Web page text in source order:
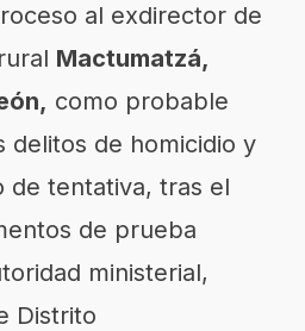
al exdirector de
Mactumatzá,
como probable
delitos de homicidio y
de tentativa, tras el
de prueba
ministerial,
Distrito